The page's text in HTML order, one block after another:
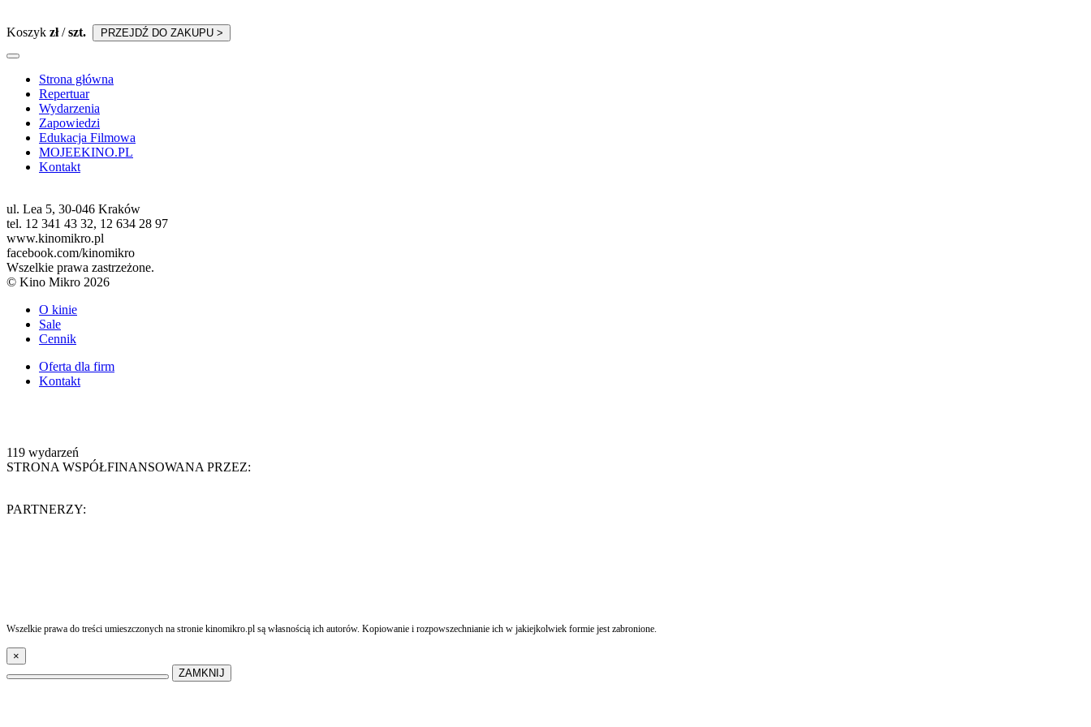
Koszyk zł/szt. PRZEJDŹ DO ZAKUPU >
Strona główna
Repertuar
Wydarzenia
Zapowiedzi
Edukacja Filmowa
MOJEEKINO.PL
Kontakt
ul. Lea 5, 30-046 Kraków
tel. 12 341 43 32, 12 634 28 97
www.kinomikro.pl
facebook.com/kinomikro
Wszelkie prawa zastrzeżone.
© Kino Mikro 2026
O kinie
Sale
Cennik
Oferta dla firm
Kontakt
119 wydarzeń
STRONA WSPÓŁFINANSOWANA PRZEZ:
PARTNERZY:
Wszelkie prawa do treści umieszczonych na stronie kinomikro.pl są własnością ich autorów. Kopiowanie i rozpowszechnianie ich w jakiejkolwiek formie jest zabronione.
×
ZAMKNIJ